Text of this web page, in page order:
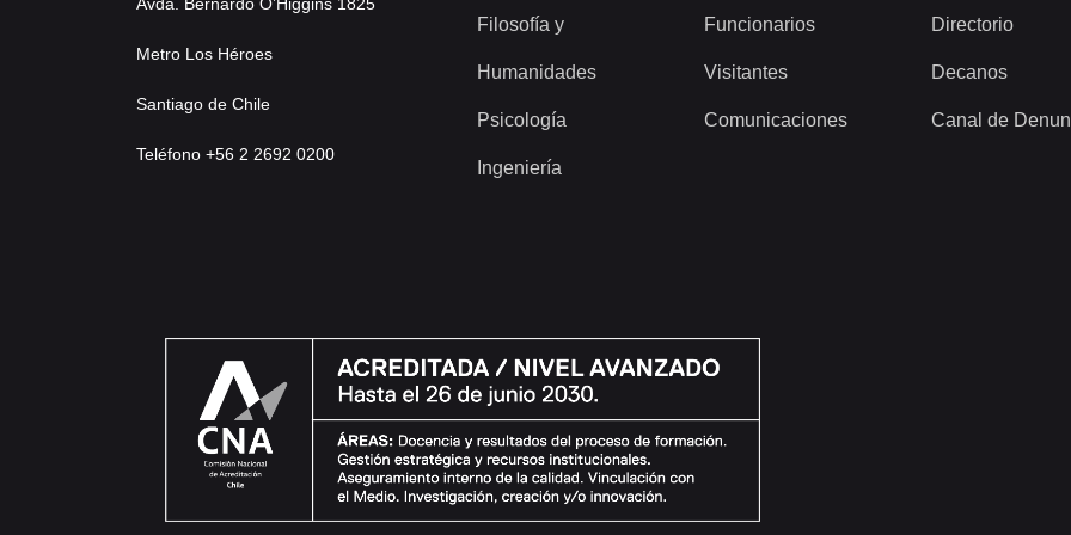
Avda. Bernardo O’Higgins 1825
Metro Los Héroes
Santiago de Chile
Teléfono +56 2 2692 0200
Filosofía y
Humanidades
Psicología
Ingeniería
Funcionarios
Visitantes
Comunicaciones
Directorio
Decanos
Canal de